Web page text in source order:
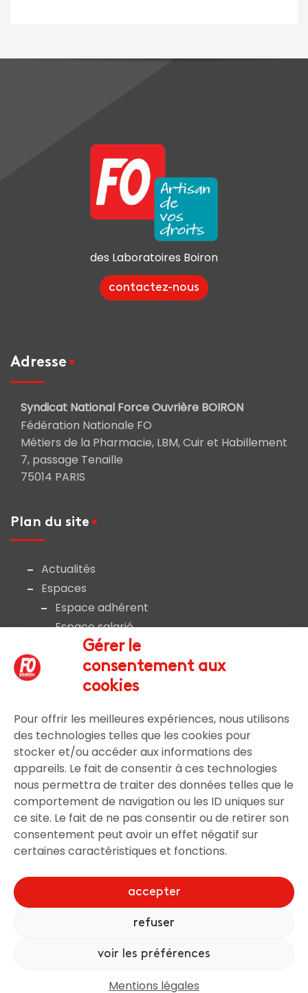
Gérer le
consentement aux
cookies
Pour offrir les meilleures expériences, nous utilisons
des technologies telles que les cookies pour
stocker et/ou accéder aux informations des
appareils. Le fait de consentir à ces technologies
nous permettra de traiter des données telles que le
comportement de navigation ou les ID uniques sur
ce site. Le fait de ne pas consentir ou de retirer son
consentement peut avoir un effet négatif sur
certaines caractéristiques et fonctions.
accepter
refuser
voir les préférences
Mentions légales
des Laboratoires Boiron
contactez-nous
Adresse
Syndicat National Force Ouvrière BOIRON
Fédération Nationale FO
Métiers de la Pharmacie, LBM, Cuir et Habillement
7, passage Tenaille
75014 PARIS
Plan du site
Actualités
Espaces
Espace adhérent
Espace salarié
Liens et documents utiles
Nous rejoindre
Nous contacter
Légal
Mentions légales
Gestion utilisateur
NC Solutions- Tous droits réservés